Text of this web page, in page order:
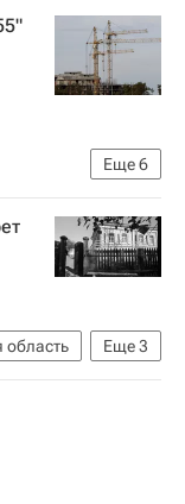
Еще6
Жилье
Еще3
область